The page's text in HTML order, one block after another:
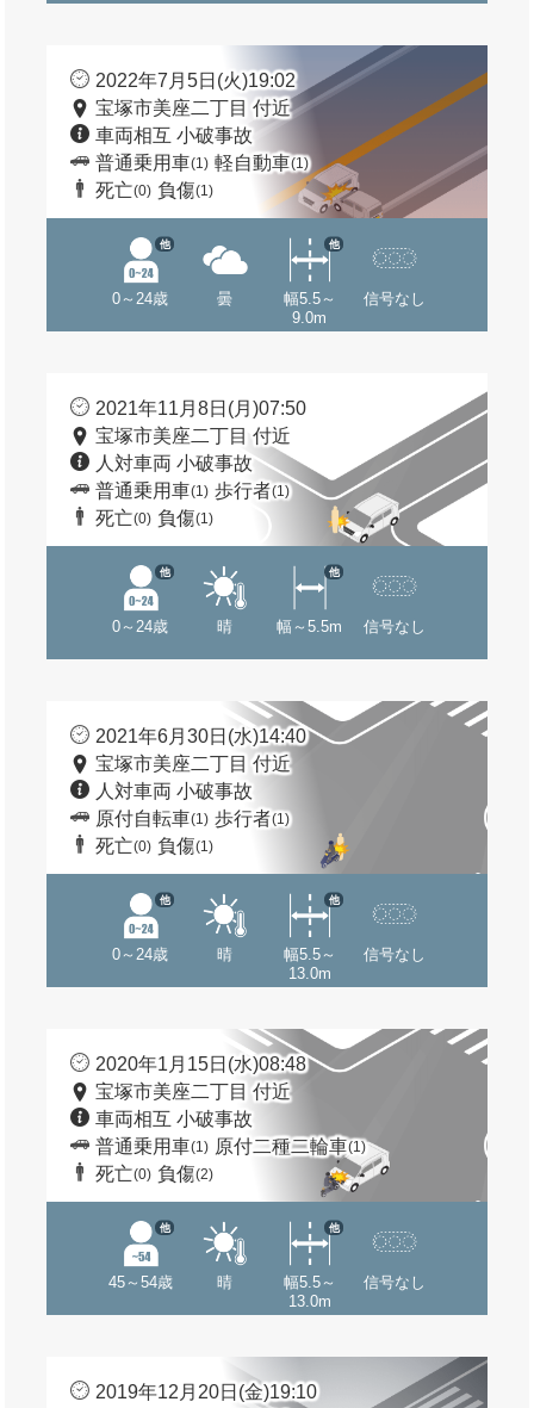
2022年7月5日(火)19:02
宝塚市美座二丁目 付近
車両相互 小破事故
普通乗用車(1) 軽自動車(1)
死亡(0) 負傷(1)
0～24歳
他
曇
幅5.5～
9.0m
他
信号なし
2021年11月8日(月)07:50
宝塚市美座二丁目 付近
人対車両 小破事故
普通乗用車(1) 歩行者(1)
死亡(0) 負傷(1)
0～24歳
他
晴 幅～5.5m
他
信号なし
2021年6月30日(水)14:40
宝塚市美座二丁目 付近
人対車両 小破事故
原付自転車(1) 歩行者(1)
死亡(0) 負傷(1)
0～24歳
他
晴
幅5.5～
13.0m
他
信号なし
2020年1月15日(水)08:48
宝塚市美座二丁目 付近
車両相互 小破事故
普通乗用車(1) 原付二種二輪車(1)
死亡(0) 負傷(2)
45～54歳
他
晴
幅5.5～
13.0m
他
信号なし
2019年12月20日(金)19:10